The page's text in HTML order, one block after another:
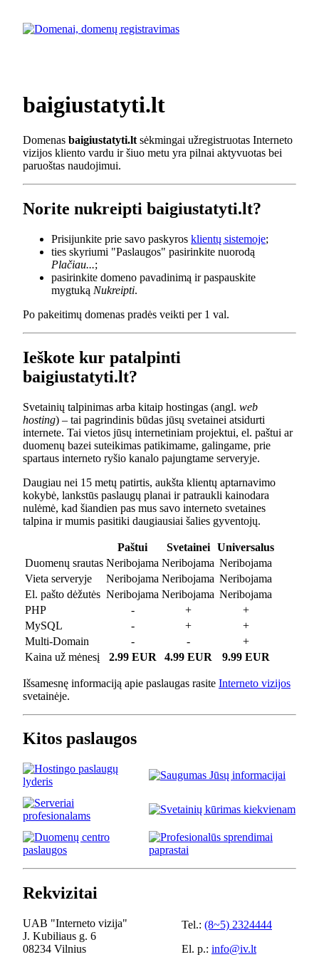
baigiustatyti.lt
Domenas baigiustatyti.lt sėkmingai užregistruotas Interneto
vizijos kliento vardu ir šiuo metu yra pilnai aktyvuotas bei
paruoštas naudojimui.
Norite nukreipti baigiustatyti.lt?
Prisijunkite prie savo paskyros klientų sistemoje;
ties skyriumi "Paslaugos" pasirinkite nuorodą
Plačiau...;
pasirinkite domeno pavadinimą ir paspauskite
mygtuką Nukreipti.
Po pakeitimų domenas pradės veikti per 1 val.
Ieškote kur patalpinti
baigiustatyti.lt?
Svetainių talpinimas arba kitaip hostingas (angl. web
hosting) – tai pagrindinis būdas jūsų svetainei atsidurti
internete. Tai vietos jūsų internetiniam projektui, el. paštui ar
duomenų bazei suteikimas patikimame, galingame, prie
spartaus interneto ryšio kanalo pajungtame serveryje.
Daugiau nei 15 metų patirtis, aukšta klientų aptarnavimo
kokybė, lankstūs paslaugų planai ir patraukli kainodara
nulėmė, kad šiandien pas mus savo interneto svetaines
talpina ir mumis pasitiki daugiausiai šalies gyventojų.
Paštui Svetainei
Universalus
Duomenų srautas Neribojama Neribojama Neribojama
Vieta serveryje
Neribojama Neribojama Neribojama
El. pašto dėžutės Neribojama Neribojama Neribojama
PHP
- +
+
MySQL
- +
+
Multi-Domain
- -
+
Kaina už mėnesį
2.99 EUR 4.99 EUR 9.99 EUR
Išsamesnę informaciją apie paslaugas rasite Interneto vizijos
svetainėje.
Kitos paslaugos
Rekvizitai
UAB "Interneto vizija"
J. Kubiliaus g. 6
08234 Vilnius
Tel.: (8~5) 2324444
El. p.: info@iv.lt